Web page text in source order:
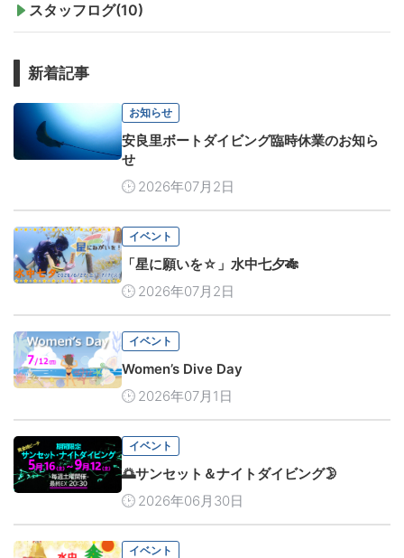
スタッフログ(10)
新着記事
お知らせ
安良里ボートダイビング臨時休業のお知ら
せ
2026年07月2日
イベント
「星に願いを☆」水中七夕🎋
2026年07月2日
イベント
Women’s Dive Day
2026年07月1日
イベント
🌅サンセット＆ナイトダイビング🌛
2026年06月30日
イベント